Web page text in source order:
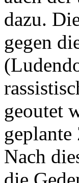
dazu.
gegen
geoutet
Nach